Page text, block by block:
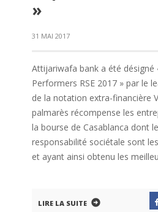
»
31 MAI 2017
Attijariwafa bank a été désigné
Performers RSE 2017 » par le
de la notation extra-financière
palmarès récompense les
la bourse de Casablanca dont
responsabilité sociétale sont
et ayant ainsi obtenu les
LIRE LA SUITE